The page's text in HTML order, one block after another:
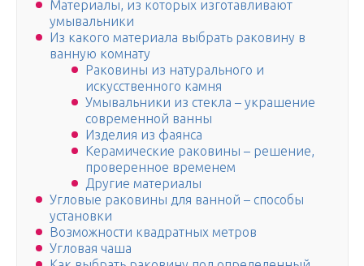
Материалы, из которых изготавливают
умывальники
Из какого материала выбрать раковину в
ванную комнату
Раковины из натурального и
искусственного камня
Умывальники из стекла – украшение
современной ванны
Изделия из фаянса
Керамические раковины – решение,
проверенное временем
Другие материалы
Угловые раковины для ванной – способы
установки
Возможности квадратных метров
Угловая чаша